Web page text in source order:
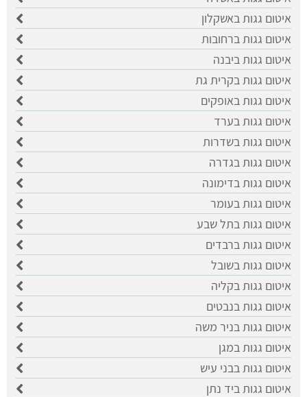
איטום גגות באשקלון
איטום גגות ברחובות
איטום גגות ביבנה
איטום גגות בקרית גת
איטום גגות באופקים
איטום גגות בערד
איטום גגות בשדרות
איטום גגות בגדרה
איטום גגות בדימונה
איטום גגות בעומר
איטום גגות בתל שבע
איטום גגות ברבדים
איטום גגות בשובל
איטום גגות בקליה
איטום גגות בנבטים
איטום גגות בניר משה
איטום גגות במגן
איטום גגות בבני עיש
איטום גגות ביד נתן